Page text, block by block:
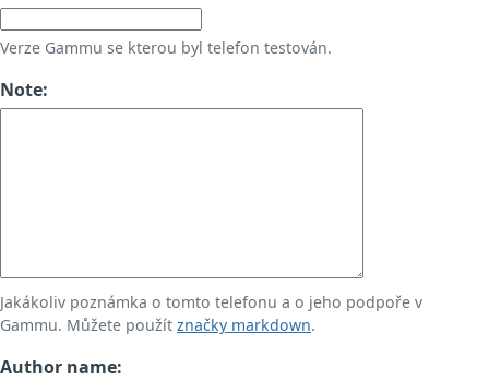
Verze Gammu se kterou byl telefon testován.
Note:
Jakákoliv poznámka o tomto telefonu a o jeho podpoře v
Gammu. Můžete použít značky markdown.
Author name: